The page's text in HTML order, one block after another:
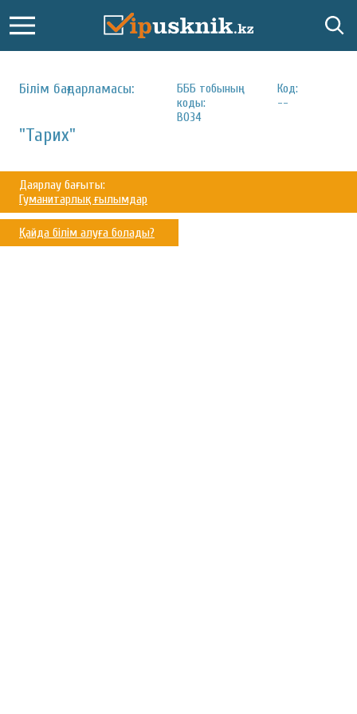
Білім бағдарламасы:
БББ тобының
коды:
B034
Код:
--
"Тарих"
Даярлау бағыты:
Гуманитарлық ғылымдар
Қайда білім алуға болады?